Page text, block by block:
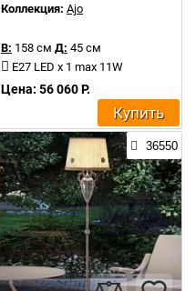
Коллекция: Ajo
В: 158 см Д: 45 см
E27 LED x 1 max 11W
Цена: 56 060 Р.
Купить
36550